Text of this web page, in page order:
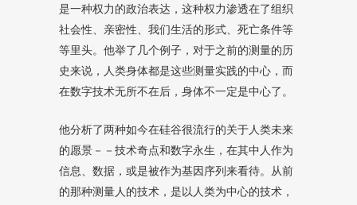
是一种权力的政治表达，这种权力渗透在了组织
社会性、亲密性、我们生活的形式、死亡条件等
等里头。他举了几个例子，对于之前的测量的历
史来说，人类身体都是这些测量实践的中心，而
在数字技术无所不在后，身体不一定是中心了。
他分析了两种如今在硅谷很流行的关于人类未来
的愿景－－技术奇点和数字永生，在其中人作为
信息、数据，或是被作为基因序列来看待。从前
的那种测量人的技术，是以人类为中心的技术，